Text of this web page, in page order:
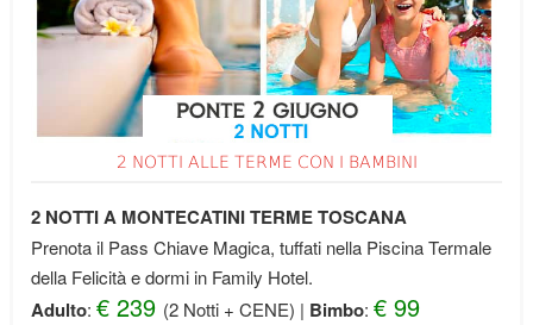
2 NOTTI ALLE TERME CON I BAMBINI
2 NOTTI A MONTECATINI TERME TOSCANA
Prenota il Pass Chiave Magica, tuffati nella Piscina Termale
della Felicità e dormi in Family Hotel.
Adulto: € 239 (2 Notti + CENE) | Bimbo: € 99